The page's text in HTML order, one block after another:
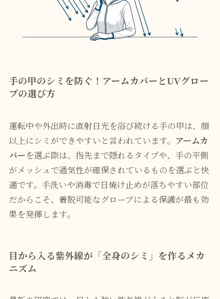
手の甲のシミを防ぐ！アームカバーとUVグロー
ブの選び方
運転中や外出時に直射日光を浴び続ける手の甲は、顔
以上にシミができやすいと言われています。 アームカ
バーを選ぶ際は、指先まで隠れるタイプや、手の平側
がメッシュで通気性が確保されているものを選ぶと快
適です。手洗いや消毒で日焼け止めが落ちやすい部位
だからこそ、着脱可能なグローブによる保護が最も効
果を発揮します。
目から入る紫外線が「全身のシミ」を作るメカ
ニズム